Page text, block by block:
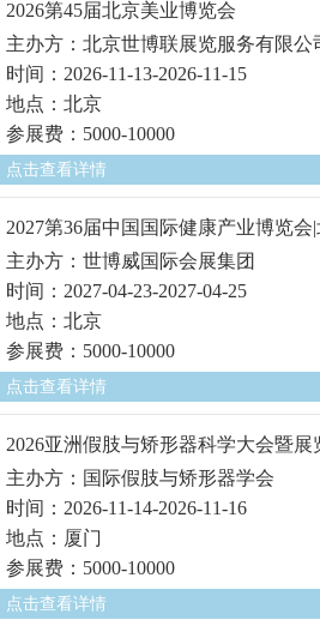
2026第45届北京美业博览会
主办方：北京世博联展览服务有限公
时间：2026-11-13-2026-11-15
地点：北京
参展费：5000-10000
点击查看详情
2027第36届中国国际健康产业博览会
主办方：世博威国际会展集团
时间：2027-04-23-2027-04-25
地点：北京
参展费：5000-10000
点击查看详情
2026亚洲假肢与矫形器科学大会暨展
主办方：国际假肢与矫形器学会
时间：2026-11-14-2026-11-16
地点：厦门
参展费：5000-10000
点击查看详情